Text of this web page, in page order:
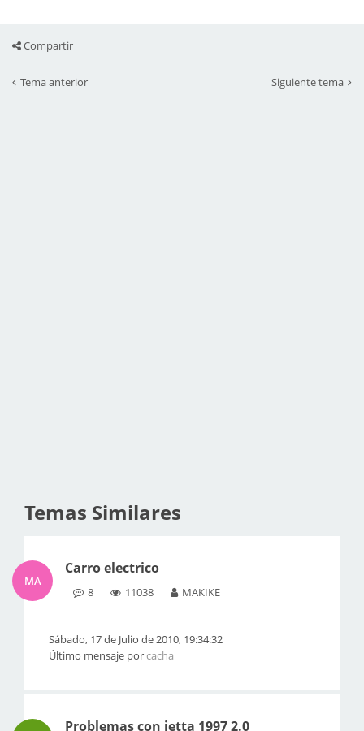
Compartir
Tema anterior Siguiente tema
Temas Similares
MA
Carro electrico
8 11038 MAKIKE
Sábado, 17 de Julio de 2010, 19:34:32
Último mensaje porcacha
Problemas con jetta 1997 2.0